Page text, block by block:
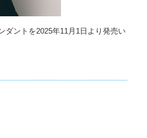
ダントを2025年11月1日より発売い